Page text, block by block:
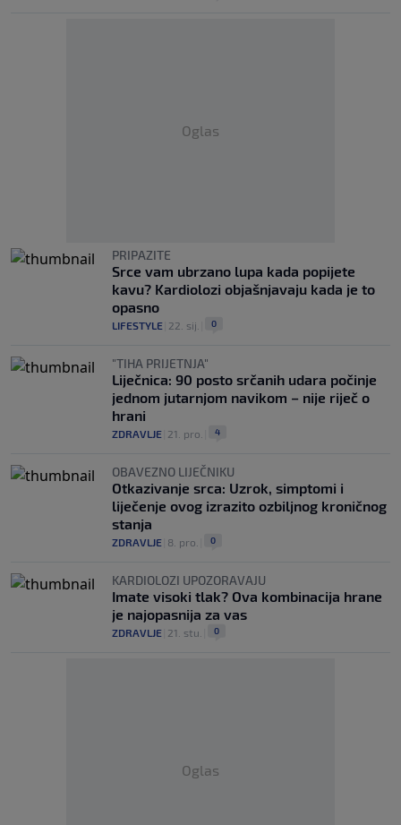
Oglas
PRIPAZITE
Srce vam ubrzano lupa kada popijete
kavu? Kardiolozi objašnjavaju kada je to
opasno
LIFESTYLE 22. sij. 0
"TIHA PRIJETNJA"
Liječnica: 90 posto srčanih udara počinje
jednom jutarnjom navikom – nije riječ o
hrani
ZDRAVLJE 21. pro. 4
OBAVEZNO LIJEČNIKU
Otkazivanje srca: Uzrok, simptomi i
liječenje ovog izrazito ozbiljnog kroničnog
stanja
ZDRAVLJE 8. pro. 0
KARDIOLOZI UPOZORAVAJU
Imate visoki tlak? Ova kombinacija hrane
je najopasnija za vas
ZDRAVLJE 21. stu. 0
Oglas